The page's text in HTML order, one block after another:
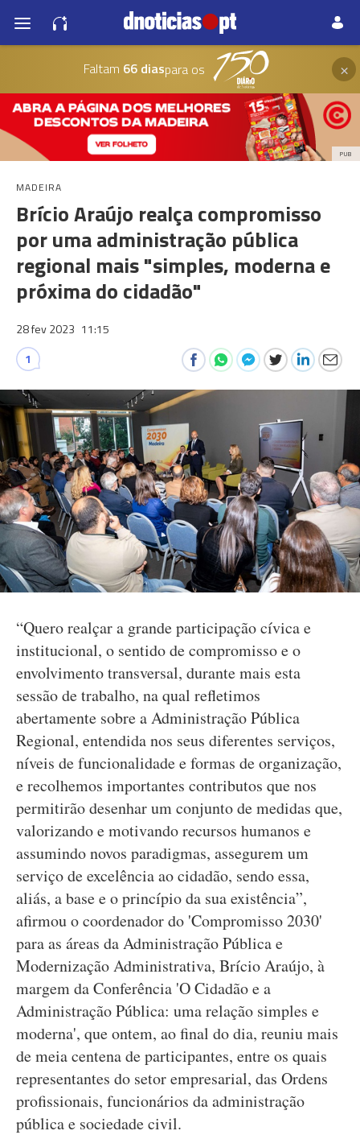
Faltam 66 diaspara os ×
PUB
MADEIRA
Brício Araújo realça compromisso
por uma administração pública
regional mais "simples, moderna e
próxima do cidadão"
28 fev 2023 11:15
1
“Quero realçar a grande participação cívica e
institucional, o sentido de compromisso e o
envolvimento transversal, durante mais esta
sessão de trabalho, na qual refletimos
abertamente sobre a Administração Pública
Regional, entendida nos seus diferentes serviços,
níveis de funcionalidade e formas de organização,
e recolhemos importantes contributos que nos
permitirão desenhar um conjunto de medidas que,
valorizando e motivando recursos humanos e
assumindo novos paradigmas, assegurem um
serviço de excelência ao cidadão, sendo essa,
aliás, a base e o princípio da sua existência”,
afirmou o coordenador do 'Compromisso 2030'
para as áreas da Administração Pública e
Modernização Administrativa, Brício Araújo, à
margem da Conferência 'O Cidadão e a
Administração Pública: uma relação simples e
moderna', que ontem, ao final do dia, reuniu mais
de meia centena de participantes, entre os quais
representantes do setor empresarial, das Ordens
profissionais, funcionários da administração
pública e sociedade civil.